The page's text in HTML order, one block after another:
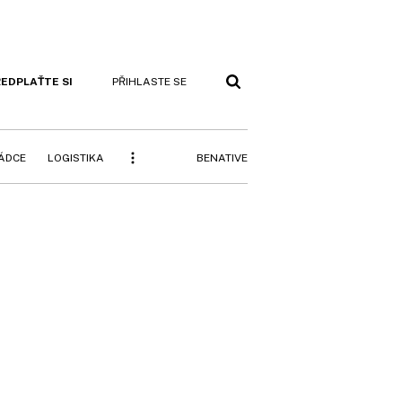
SI PŘIHLASTE SE
LOGISTIKA BENATIVE